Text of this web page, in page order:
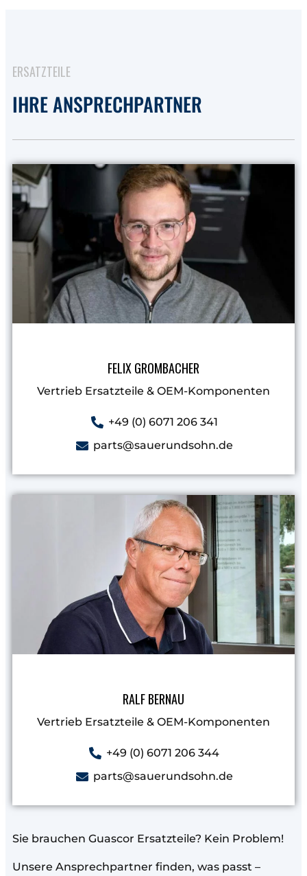
ERSATZTEILE
IHRE ANSPRECHPARTNER
FELIX GROMBACHER
Vertrieb Ersatzteile & OEM-Komponenten
+49 (0) 6071 206 341
parts@sauerundsohn.de
RALF BERNAU
Vertrieb Ersatzteile & OEM-Komponenten
+49 (0) 6071 206 344
parts@sauerundsohn.de
Sie brauchen Guascor Ersatzteile? Kein Problem!
Unsere Ansprechpartner finden, was passt –